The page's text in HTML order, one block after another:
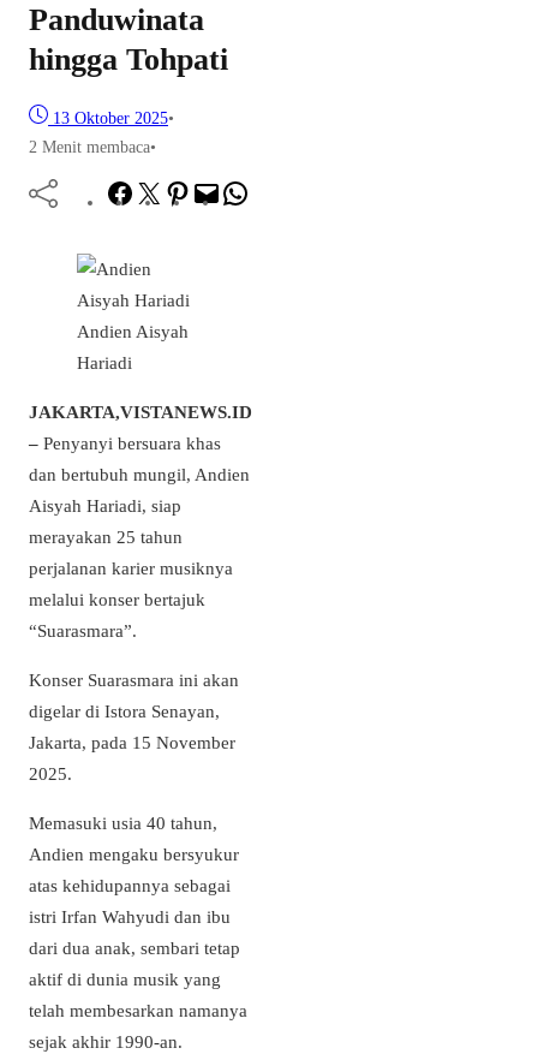
Panduwinata
hingga Tohpati
13 Oktober 2025•
2 Menit membaca•
Facebook
TwitterPinterest
Mail
Andien Aisyah
Hariadi
JAKARTA,VISTANEWS.ID
– Penyanyi bersuara khas
dan bertubuh mungil, Andien
Aisyah Hariadi, siap
merayakan 25 tahun
perjalanan karier musiknya
melalui konser bertajuk
“Suarasmara”.
Konser Suarasmara ini akan
digelar di Istora Senayan,
Jakarta, pada 15 November
2025.
Memasuki usia 40 tahun,
Andien mengaku bersyukur
atas kehidupannya sebagai
istri Irfan Wahyudi dan ibu
dari dua anak, sembari tetap
aktif di dunia musik yang
telah membesarkan namanya
sejak akhir 1990-an.